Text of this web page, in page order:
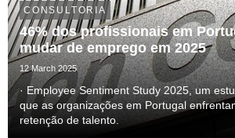
CONSULTORIA
46% dos profissionais em
mudar de emprego em 2025
12 March 2025
· Employee Sentiment Study 2025, um
que as organizações em Portugal
retenção de talento.